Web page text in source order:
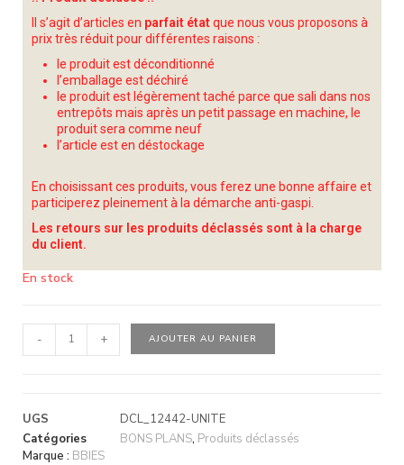
Il s’agit d’articles en parfait état que nous vous proposons à
prix très réduit pour différentes raisons :
le produit est déconditionné
l’emballage est déchiré
le produit est légèrement taché parce que sali dans nos
entrepôts mais après un petit passage en machine, le
produit sera comme neuf
l’article est en déstockage
En choisissant ces produits, vous ferez une bonne affaire et
participerez pleinement à la démarche anti-gaspi.
Les retours sur les produits déclassés sont à la charge
du client.
En stock
- + AJOUTER AU PANIER
UGS
DCL_12442-UNITE
Catégories
BONS PLANS, Produits déclassés
Marque : BBIES